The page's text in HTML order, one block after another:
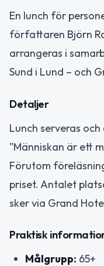
En lunch för
författaren Björn
arrangeras i
Sund i Lund – och
Detaljer
Lunch serveras
"Människan är ett
Förutom
priset. Antalet
sker via Grand
Praktisk
Målgrupp: 65+